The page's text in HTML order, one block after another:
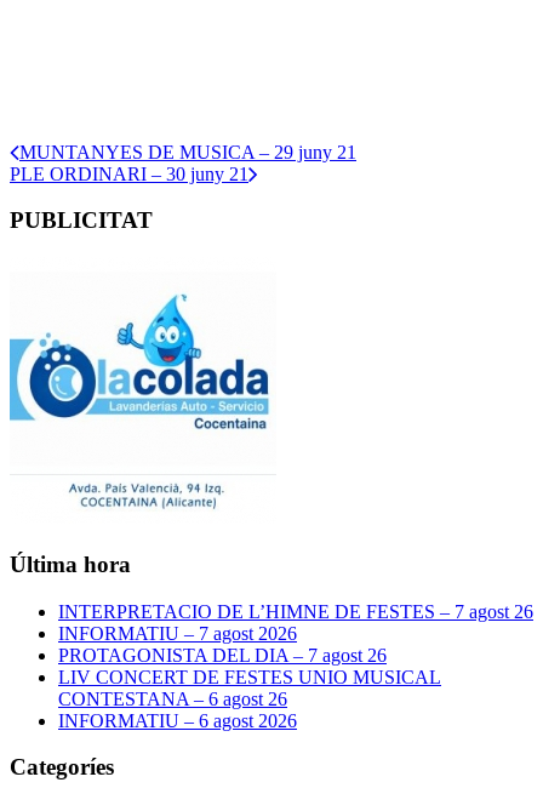
MUNTANYES DE MUSICA – 29 juny 21
PLE ORDINARI – 30 juny 21
PUBLICITAT
Última hora
INTERPRETACIO DE L’HIMNE DE FESTES – 7 agost 26
INFORMATIU – 7 agost 2026
PROTAGONISTA DEL DIA – 7 agost 26
LIV CONCERT DE FESTES UNIO MUSICAL
CONTESTANA – 6 agost 26
INFORMATIU – 6 agost 2026
Categoríes